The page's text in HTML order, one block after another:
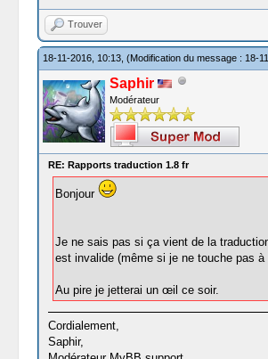
Trouver
18-11-2016, 10:13, (Modification du message : 18-
Saphir
Modérateur
RE: Rapports traduction 1.8 fr
Bonjour
Je ne sais pas si ça vient de la
est invalide (même si je ne touche pas à
Au pire je jetterai un œil ce soir.
Cordialement,
Saphir,